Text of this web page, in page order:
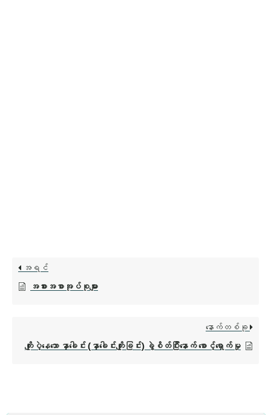
အရင်
အစားအစာအုပ်စုများ
နောက်တစ်ခု
ကျိုးပဲ့နေသော နှာခေါင်း (နှာခေါင်းကျိုးခြင်း) ခွဲစိတ်ပြီးနောက် စောင့်ရှောက်မှု